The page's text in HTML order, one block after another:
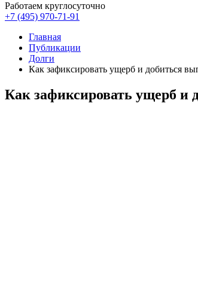
Работаем круглосуточно
+7 (495) 970-71-91
Главная
Публикации
Долги
Как зафиксировать ущерб и добиться
Как зафиксировать ущерб и